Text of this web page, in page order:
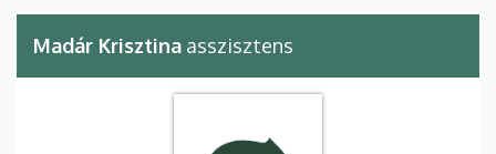
Madár Krisztina asszisztens